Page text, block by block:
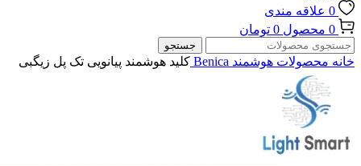
0 علاقه مندی
0 محصول 0 تومان
جستجو
خانه محصولات هوشمند Benica کلید هوشمند پیانویی تک پل زیگبی